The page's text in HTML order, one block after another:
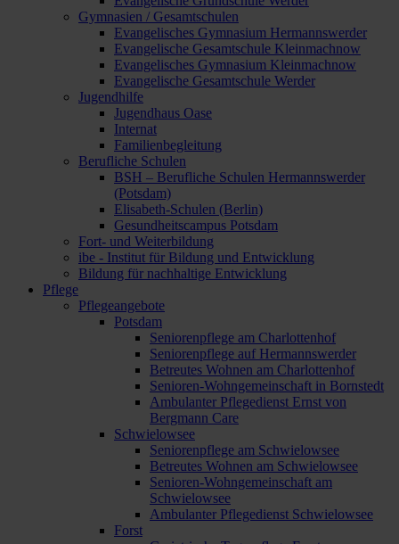
Gymnasien / Gesamtschulen
Evangelisches Gymnasium Hermannswerder
Evangelische Gesamtschule Kleinmachnow
Evangelisches Gymnasium Kleinmachnow
Evangelische Gesamtschule Werder
Jugendhilfe
Jugendhaus Oase
Internat
Familienbegleitung
Berufliche Schulen
BSH – Berufliche Schulen Hermannswerder
(Potsdam)
Elisabeth-Schulen (Berlin)
Gesundheitscampus Potsdam
Fort- und Weiterbildung
ibe - Institut für Bildung und Entwicklung
Bildung für nachhaltige Entwicklung
Pflege
Pflegeangebote
Potsdam
Seniorenpflege am Charlottenhof
Seniorenpflege auf Hermannswerder
Betreutes Wohnen am Charlottenhof
Senioren-Wohngemeinschaft in Bornstedt
Ambulanter Pflegedienst Ernst von
Bergmann Care
Schwielowsee
Seniorenpflege am Schwielowsee
Betreutes Wohnen am Schwielowsee
Senioren-Wohngemeinschaft am
Schwielowsee
Ambulanter Pflegedienst Schwielowsee
Forst